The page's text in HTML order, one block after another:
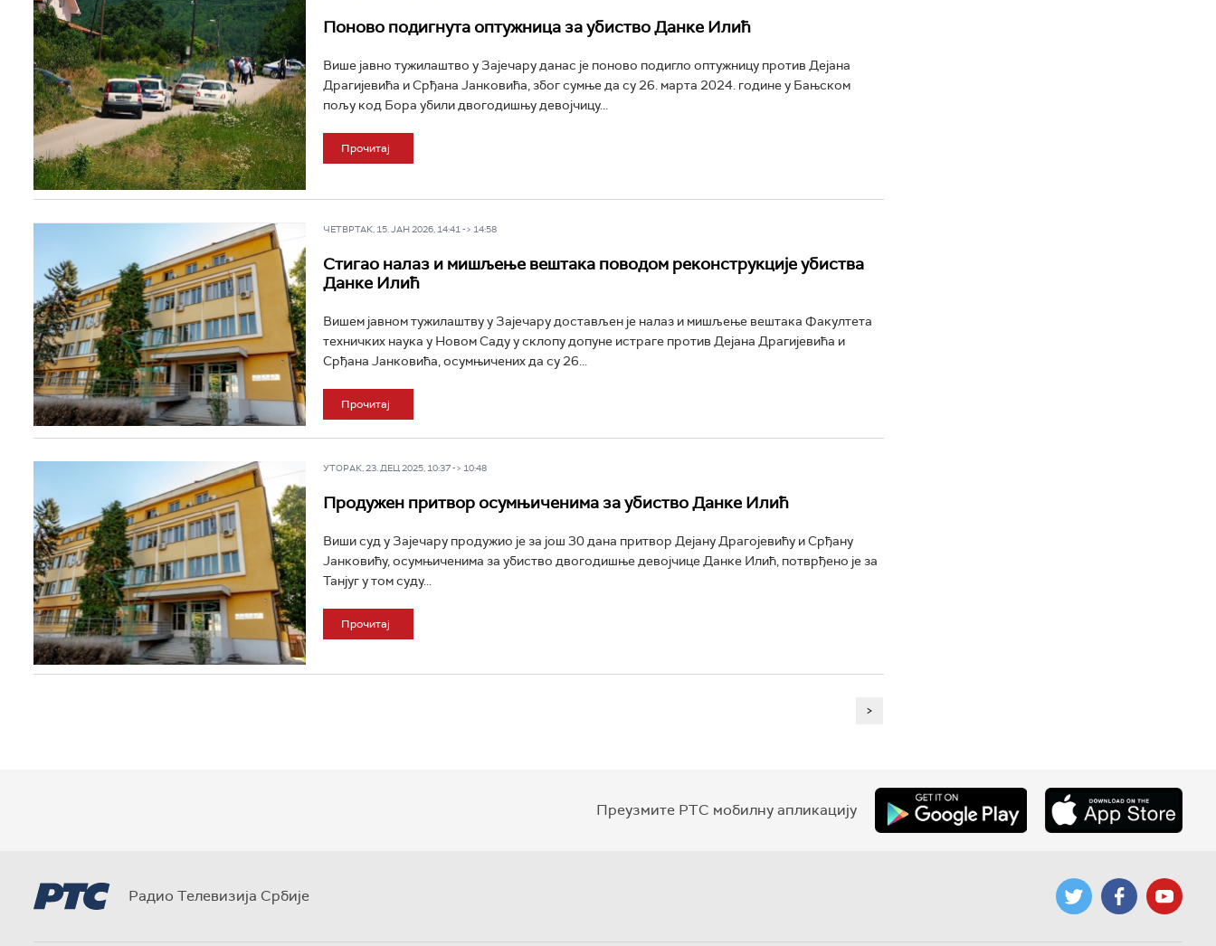
Поново подигнута оптужница за убиство Данке Илић
Више јавно тужилаштво у Зајечару данас је поново подигло оптужницу против Дејана
Драгијевића и Срђана Јанковића, због сумње да су 26. марта 2024. године у Бањском
пољу код Бора убили двогодишњу девојчицу...
Прочитај
ЧЕТВРТАК, 15. ЈАН 2026, 14:41 -> 14:58
Стигао налаз и мишљење вештака поводом реконструкције убиства
Данке Илић
Вишем јавном тужилаштву у Зајечару достављен је налаз и мишљење вештака Факултета
техничких наука у Новом Саду у склопу допуне истраге против Дејана Драгијевића и
Срђана Јанковића, осумњичених да су 26...
Прочитај
УТОРАК, 23. ДЕЦ 2025, 10:37 -> 10:48
Продужен притвор осумњиченима за убиство Данке Илић
Виши суд у Зајечару продужио је за још 30 дана притвор Дејану Драгојевићу и Срђану
Јанковићу, осумњиченима за убиство двогодишње девојчице Данке Илић, потврђено је за
Танјуг у том суду...
Прочитај
>
Преузмите РТС мобилну апликацију
Радио Телевизија Србије